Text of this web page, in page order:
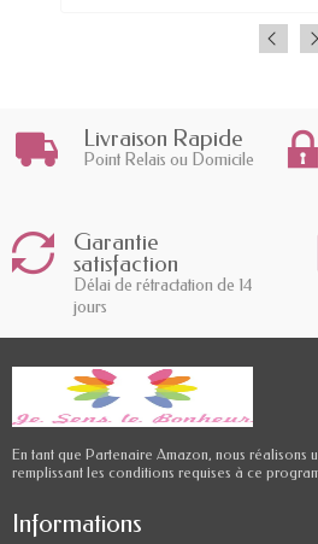
Livraison Rapide
Point Relais ou Domicile
Garantie
satisfaction
Délai de rétractation de 14
jours
En tant que Partenaire Amazon, nous réalisons
remplissant les conditions requises à ce
Informations